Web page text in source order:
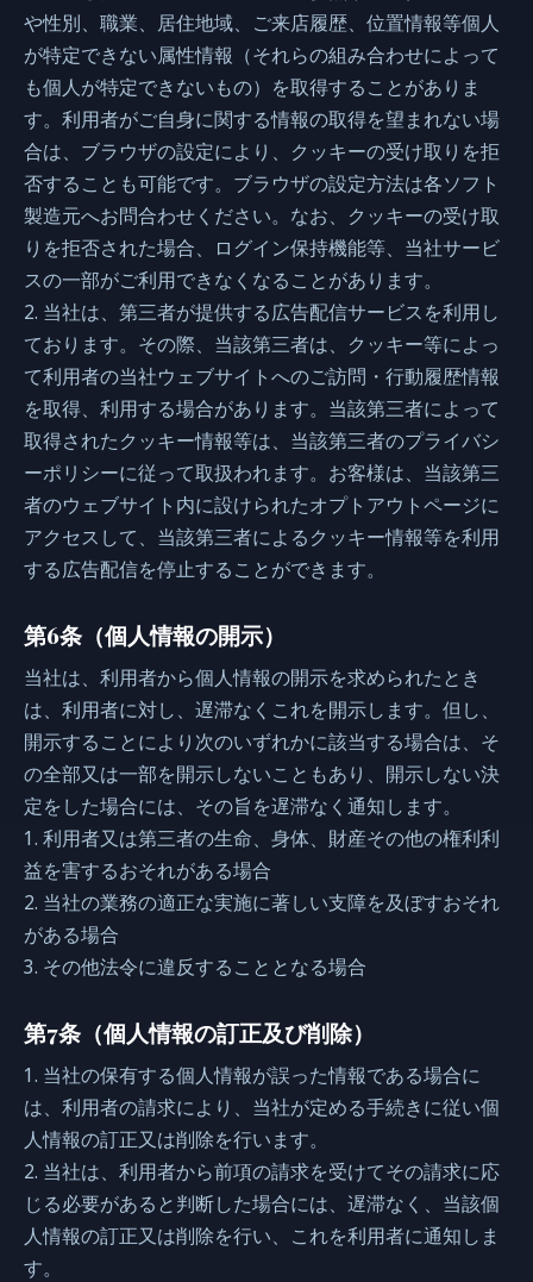
や性別、職業、居住地域、ご来店履歴、位置情報等個人
が特定できない属性情報（それらの組み合わせによって
も個人が特定できないもの）を取得することがありま
す。利用者がご自身に関する情報の取得を望まれない場
合は、ブラウザの設定により、クッキーの受け取りを拒
否することも可能です。ブラウザの設定方法は各ソフト
製造元へお問合わせください。なお、クッキーの受け取
りを拒否された場合、ログイン保持機能等、当社サービ
スの一部がご利用できなくなることがあります。
2. 当社は、第三者が提供する広告配信サービスを利用し
ております。その際、当該第三者は、クッキー等によっ
て利用者の当社ウェブサイトへのご訪問・行動履歴情報
を取得、利用する場合があります。当該第三者によって
取得されたクッキー情報等は、当該第三者のプライバシ
ーポリシーに従って取扱われます。お客様は、当該第三
者のウェブサイト内に設けられたオプトアウトページに
アクセスして、当該第三者によるクッキー情報等を利用
する広告配信を停止することができます。
第6条（個人情報の開示）
当社は、利用者から個人情報の開示を求められたとき
は、利用者に対し、遅滞なくこれを開示します。但し、
開示することにより次のいずれかに該当する場合は、そ
の全部又は一部を開示しないこともあり、開示しない決
定をした場合には、その旨を遅滞なく通知します。
1. 利用者又は第三者の生命、身体、財産その他の権利利
益を害するおそれがある場合
2. 当社の業務の適正な実施に著しい支障を及ぼすおそれ
がある場合
3. その他法令に違反することとなる場合
第7条（個人情報の訂正及び削除）
1. 当社の保有する個人情報が誤った情報である場合に
は、利用者の請求により、当社が定める手続きに従い個
人情報の訂正又は削除を行います。
2. 当社は、利用者から前項の請求を受けてその請求に応
じる必要があると判断した場合には、遅滞なく、当該個
人情報の訂正又は削除を行い、これを利用者に通知しま
す。